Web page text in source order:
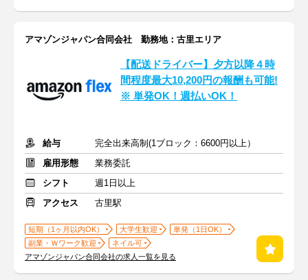
アマゾンジャパン合同会社 勤務地：古里エリア
【配送ドライバー】夕方以降４時
間程度最大10,200円の報酬も可能!
※ 単発OK！週払いOK！
給与
完全出来高制(1ブロック：6600円以上）
雇用形態
業務委託
シフト
週1日以上
アクセス
古里駅
短期（1ヶ月以内OK） 大学生歓迎
単発（1日OK）
副業・Ｗワーク歓迎
ネイル可
アマゾンジャパン合同会社の求人一覧を見る